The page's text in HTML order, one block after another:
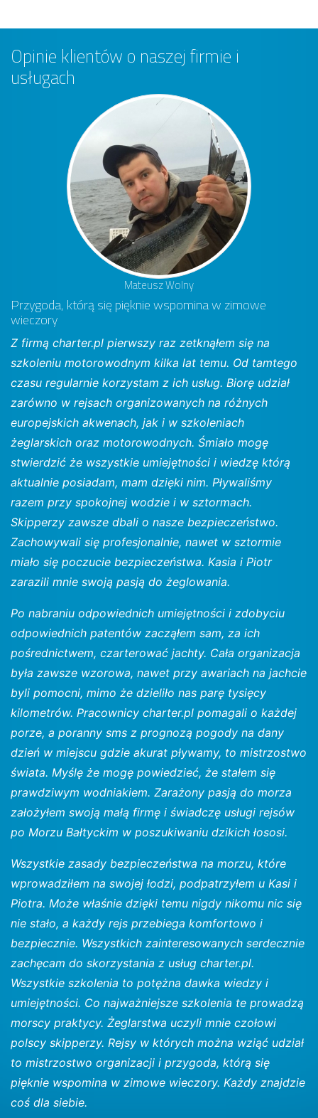
Opinie klientów o naszej firmie i
usługach
Mateusz Wolny
Przygoda, którą się pięknie wspomina w zimowe
wieczory
Z firmą charter.pl pierwszy raz zetknąłem się na
szkoleniu motorowodnym kilka lat temu. Od tamtego
czasu regularnie korzystam z ich usług. Biorę udział
zarówno w rejsach organizowanych na różnych
europejskich akwenach, jak i w szkoleniach
żeglarskich oraz motorowodnych. Śmiało mogę
stwierdzić że wszystkie umiejętności i wiedzę którą
aktualnie posiadam, mam dzięki nim. Pływaliśmy
razem przy spokojnej wodzie i w sztormach.
Skipperzy zawsze dbali o nasze bezpieczeństwo.
Zachowywali się profesjonalnie, nawet w sztormie
miało się poczucie bezpieczeństwa. Kasia i Piotr
zarazili mnie swoją pasją do żeglowania.
Po nabraniu odpowiednich umiejętności i zdobyciu
odpowiednich patentów zacząłem sam, za ich
pośrednictwem, czarterować jachty. Cała organizacja
była zawsze wzorowa, nawet przy awariach na jachcie
byli pomocni, mimo że dzieliło nas parę tysięcy
kilometrów. Pracownicy charter.pl pomagali o każdej
porze, a poranny sms z prognozą pogody na dany
dzień w miejscu gdzie akurat pływamy, to mistrzostwo
świata. Myślę że mogę powiedzieć, że stałem się
prawdziwym wodniakiem. Zarażony pasją do morza
założyłem swoją małą firmę i świadczę usługi rejsów
po Morzu Bałtyckim w poszukiwaniu dzikich łososi.
Wszystkie zasady bezpieczeństwa na morzu, które
wprowadziłem na swojej łodzi, podpatrzyłem u Kasi i
Piotra. Może właśnie dzięki temu nigdy nikomu nic się
nie stało, a każdy rejs przebiega komfortowo i
bezpiecznie. Wszystkich zainteresowanych serdecznie
zachęcam do skorzystania z usług charter.pl.
Wszystkie szkolenia to potężna dawka wiedzy i
umiejętności. Co najważniejsze szkolenia te prowadzą
morscy praktycy. Żeglarstwa uczyli mnie czołowi
polscy skipperzy. Rejsy w których można wziąć udział
to mistrzostwo organizacji i przygoda, którą się
pięknie wspomina w zimowe wieczory. Każdy znajdzie
coś dla siebie.